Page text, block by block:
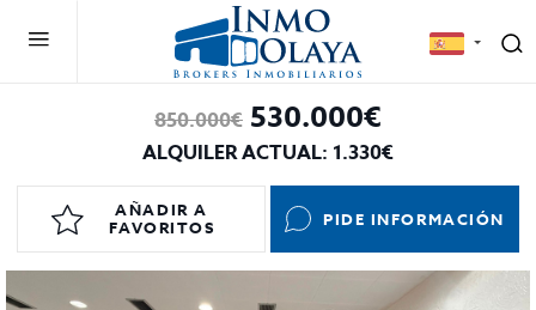
850.000€ 530.000€
ALQUILER ACTUAL: 1.330€
AÑADIR A
FAVORITOS
PIDE INFORMACIÓN